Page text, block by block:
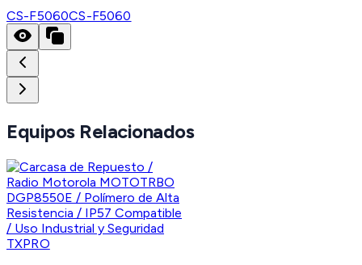
CS-F5060CS-F5060
Equipos Relacionados
TXPRO